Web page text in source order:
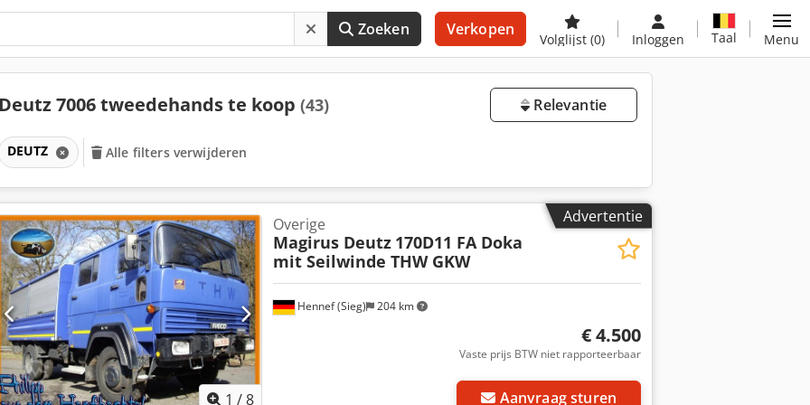
Zoeken Verkopen
Volglijst (0) Inloggen Taal Menu
Deutz 7006 tweedehands te koop (43) Relevantie
DEUTZ Alle filters verwijderen
Advertentie
1 /8
Hennef (Sieg) 204 km
Overige
Magirus Deutz 170D11 FA Doka
mit Seilwinde THW GKW
€ 4.500
Vaste prijs BTW niet rapporteerbaar
Aanvraag sturen